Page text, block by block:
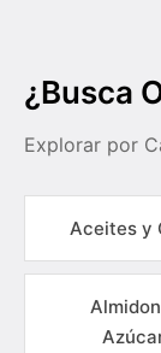
¿Busca
Explorar por
Aceites y